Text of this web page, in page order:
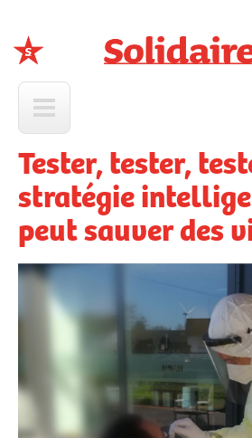
Tester, tester,
stratégie
peut sauver des